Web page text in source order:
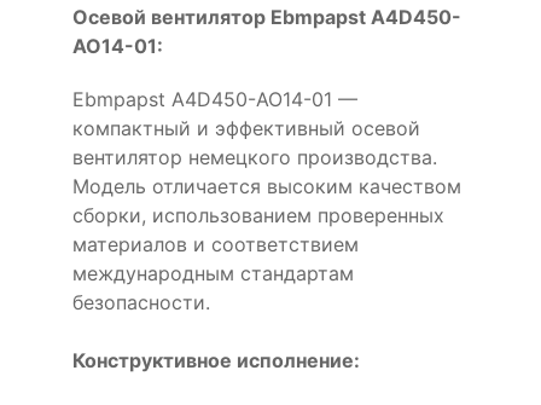
Осевой вентилятор Ebmpapst A4D450-
AO14-01:
Ebmpapst A4D450-AO14-01 —
компактный и эффективный осевой
вентилятор немецкого производства.
Модель отличается высоким качеством
сборки, использованием проверенных
материалов и соответствием
международным стандартам
безопасности.
Конструктивное исполнение: